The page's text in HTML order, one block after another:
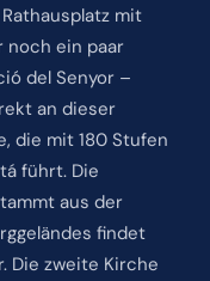
mit
noch ein paar
del Senyor –
an dieser
die mit 180 Stufen
führt. Die
aus der
findet
Die zweite Kirche